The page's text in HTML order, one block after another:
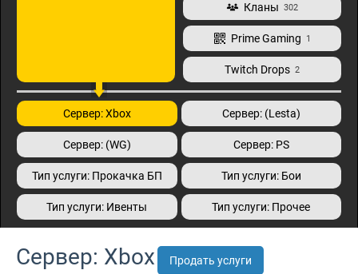
Кланы 302
Prime Gaming 1
Twitch Drops 2
Сервер: Xbox Сервер: (Lesta)
Сервер: (WG) Сервер: PS
Тип услуги: Прокачка БП Тип услуги: Бои
Тип услуги: Ивенты Тип услуги: Прочее
Сервер: Xbox Продать услуги